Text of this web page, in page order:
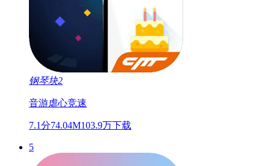
钢琴块2
音游虐心竞速
7.1分74.04M103.9万下载
5